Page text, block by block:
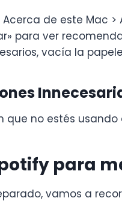
Acerca de este Mac
para ver
vacía la
que no estés
para
vamos a